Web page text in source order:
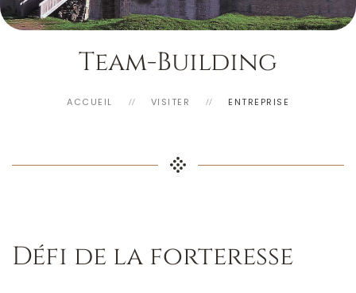
Team-Building
ACCUEIL VISITER ENTREPRISE
Défi de la forteresse